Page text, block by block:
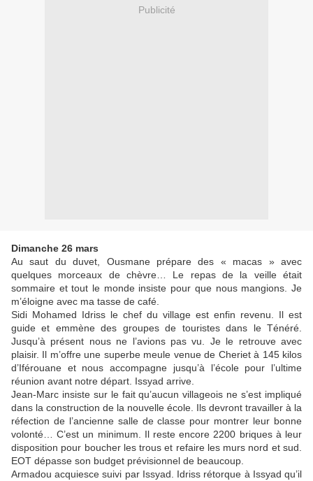
Publicité
Dimanche 26 mars
Au saut du duvet, Ousmane prépare des « macas » avec
quelques morceaux de chèvre… Le repas de la veille était
sommaire et tout le monde insiste pour que nous mangions. Je
m’éloigne avec ma tasse de café.
Sidi Mohamed Idriss le chef du village est enfin revenu. Il est
guide et emmène des groupes de touristes dans le Ténéré.
Jusqu’à présent nous ne l’avions pas vu. Je le retrouve avec
plaisir. Il m’offre une superbe meule venue de Cheriet à 145 kilos
d’Iférouane et nous accompagne jusqu’à l’école pour l’ultime
réunion avant notre départ. Issyad arrive.
Jean-Marc insiste sur le fait qu’aucun villageois ne s’est impliqué
dans la construction de la nouvelle école. Ils devront travailler à la
réfection de l’ancienne salle de classe pour montrer leur bonne
volonté… C’est un minimum. Il reste encore 2200 briques à leur
disposition pour boucher les trous et refaire les murs nord et sud.
EOT dépasse son budget prévisionnel de beaucoup.
Armadou acquiesce suivi par Issyad. Idriss rétorque à Issyad qu’il